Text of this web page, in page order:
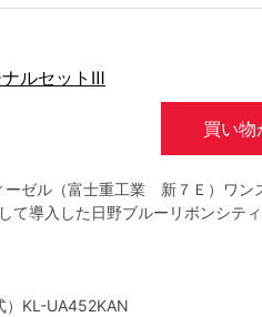
ルセットⅢ
買い物
ゼル（富士重工業 新７Ｅ）ワン
て導入した日野ブルーリボンシテ
KL-UA452KAN